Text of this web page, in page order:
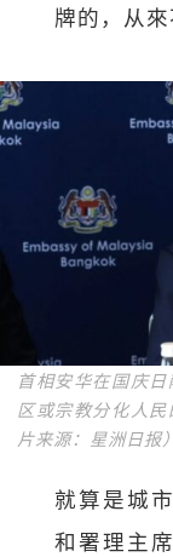
牌的，从來
首相安华在国庆
区或宗教分化人
片来源：星洲日报）
就算是城
和署理主